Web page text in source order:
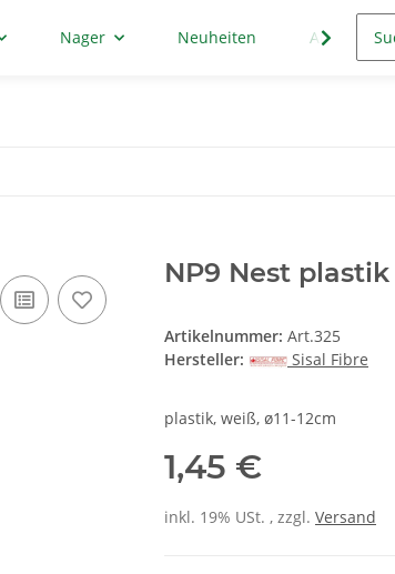
Nager Neuheiten Aktion
NP9 Nest plastik
Artikelnummer: Art.325
Hersteller:
Sisal Fibre
plastik, weiß, ø11-12cm
1,45 €
inkl. 19% USt. , zzgl. Versand